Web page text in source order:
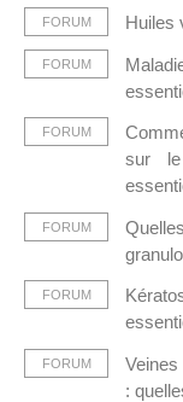
FORUM Huiles
FORUM
FORUM
sur
FORUM
FORUM
FORUM
: